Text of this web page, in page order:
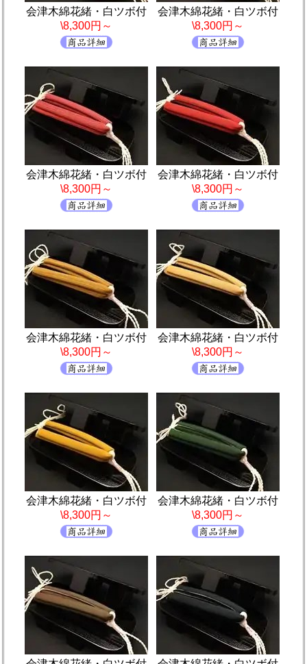
会津木綿花緒・白ツボ付
\8,300円～
会津木綿花緒・白ツボ付
\8,300円～
会津木綿花緒・白ツボ付
\8,300円～
会津木綿花緒・白ツボ付
\8,300円～
会津木綿花緒・白ツボ付
\8,300円～
会津木綿花緒・白ツボ付
\8,300円～
会津木綿花緒・白ツボ付
\8,300円～
会津木綿花緒・白ツボ付
\8,300円～